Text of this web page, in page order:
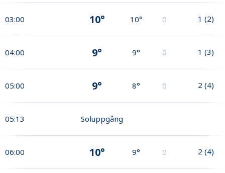
03:00 10° 10° 0 1 (2)
04:00 9° 9° 0 1 (3)
05:00 9° 8° 0 2 (4)
05:13 Soluppgång
06:00 10° 9° 0 2 (4)